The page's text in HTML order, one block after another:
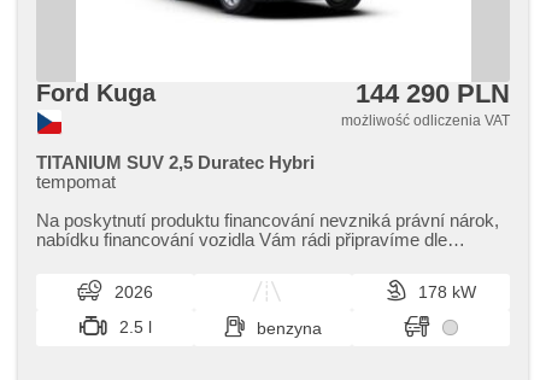
Ford Kuga 144 290 PLN
możliwość odliczenia VAT
TITANIUM SUV 2,5 Duratec Hybri
tempomat
Na poskytnutí produktu financování nevzniká právní nárok,​
nabídku financování vozidla Vám rádi připravíme dle
2026
178 kW
2.5 l
benzyna